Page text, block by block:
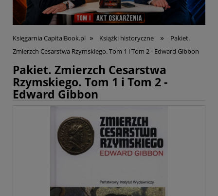
Księgarnia CapitalBook.pl » Książki historyczne »
Pakiet.
Zmierzch Cesarstwa Rzymskiego. Tom 1 i Tom 2 - Edward Gibbon
Pakiet. Zmierzch Cesarstwa
Rzymskiego. Tom 1 i Tom 2 -
Edward Gibbon